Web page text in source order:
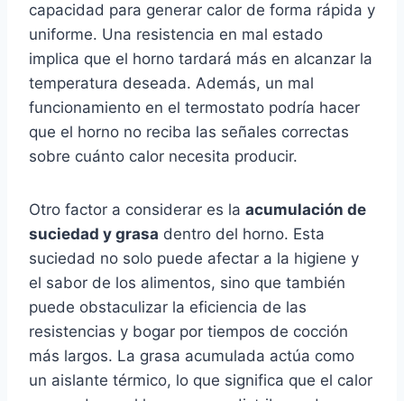
capacidad para generar calor de forma rápida y
uniforme. Una resistencia en mal estado
implica que el horno tardará más en alcanzar la
temperatura deseada. Además, un mal
funcionamiento en el termostato podría hacer
que el horno no reciba las señales correctas
sobre cuánto calor necesita producir.
Otro factor a considerar es la acumulación de
suciedad y grasa dentro del horno. Esta
suciedad no solo puede afectar a la higiene y
el sabor de los alimentos, sino que también
puede obstaculizar la eficiencia de las
resistencias y bogar por tiempos de cocción
más largos. La grasa acumulada actúa como
un aislante térmico, lo que significa que el calor